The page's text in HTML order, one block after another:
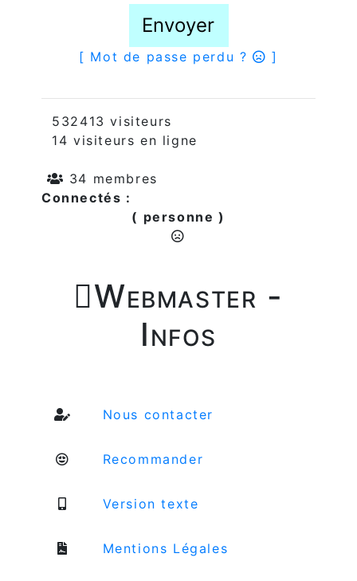
Envoyer
[ Mot de passe perdu ? ]
532413 visiteurs
14 visiteurs en ligne
34 membres
Connectés :
( personne )
Webmaster -
Infos
Nous contacter
Recommander
Version texte
Mentions Légales